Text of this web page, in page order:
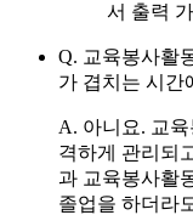
서 출력
Q. 교육봉사활
가 겹치는 시간
A. 아니요. 교
격하게 관리되
과 교육봉사활
졸업을 하더라